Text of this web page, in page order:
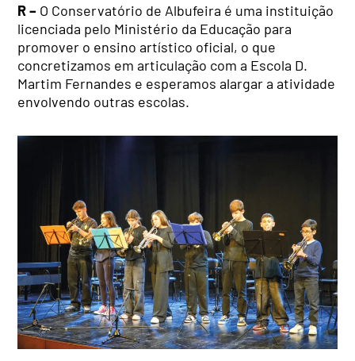
R – O Conservatório de Albufeira é uma instituição
licenciada pelo Ministério da Educação para
promover o ensino artístico oficial, o que
concretizamos em articulação com a Escola D.
Martim Fernandes e esperamos alargar a atividade
envolvendo outras escolas.